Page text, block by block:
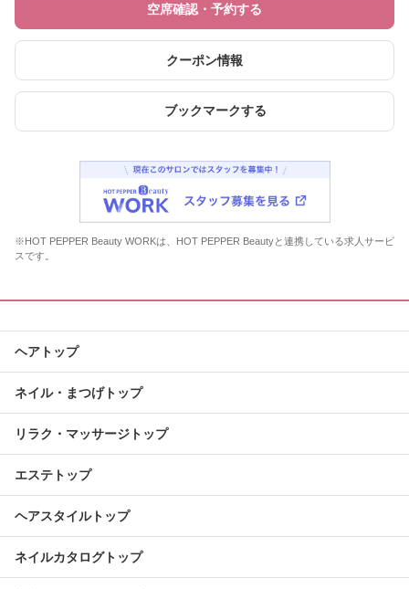
空席確認・予約する
クーポン情報
ブックマークする
※HOT PEPPER Beauty WORKは、HOT PEPPER Beautyと連携している求人サービ
スです。
ヘアトップ
ネイル・まつげトップ
リラク・マッサージトップ
エステトップ
ヘアスタイルトップ
ネイルカタログトップ